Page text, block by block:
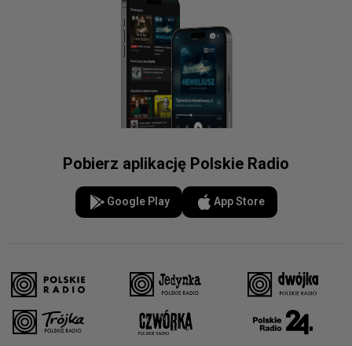
Pobierz aplikację Polskie Radio
Google Play App Store